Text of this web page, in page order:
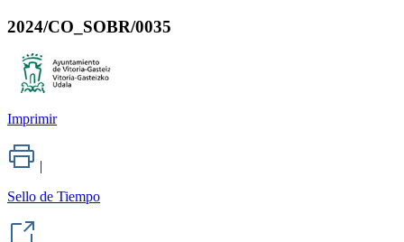
2024/CO_SOBR/0035
Imprimir
|
Sello de Tiempo